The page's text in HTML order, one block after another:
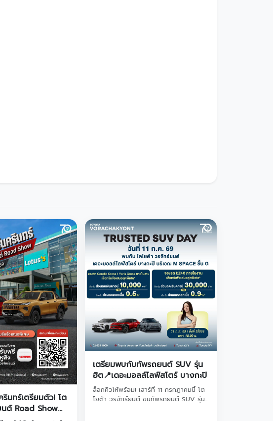
รินทร์เตรียมตัว! โต
ต์ Road Show
เตรียมพบกับทัพรถยนต์ SUV รุ่น
ฮิต📍เดอะมอลล์ไลฟ์สโตร์ บางกะปิ
ล็อกคิวให้พร้อม! เสาร์ที่ 11 กรกฎาคมนี้ โต
โยต้า วรจักร์ยนต์ ขนทัพรถยนต์ SUV รุ่น